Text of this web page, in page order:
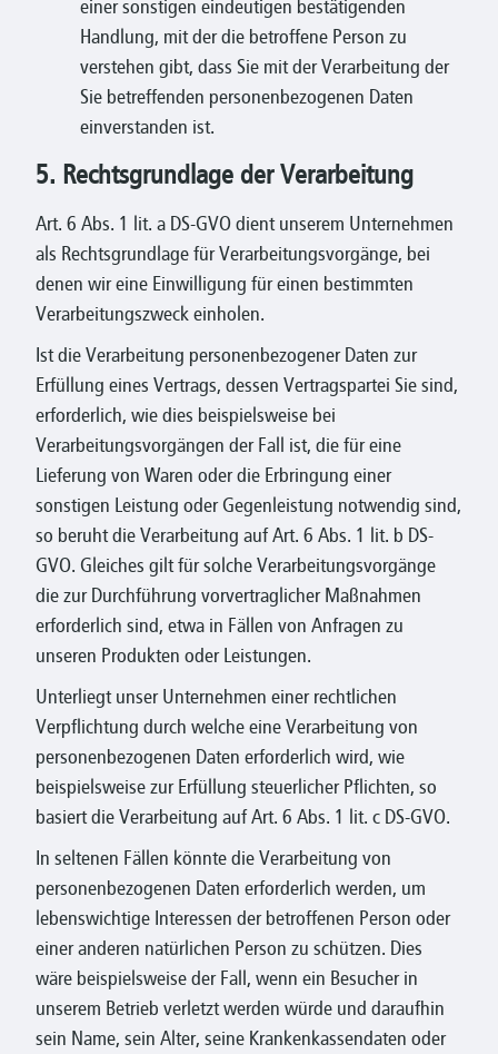
einer sonstigen eindeutigen bestätigenden
Handlung, mit der die betroffene Person zu
verstehen gibt, dass Sie mit der Verarbeitung der
Sie betreffenden personenbezogenen Daten
einverstanden ist.
5. Rechtsgrundlage der Verarbeitung
Art. 6 Abs. 1 lit. a DS-GVO dient unserem Unternehmen
als Rechtsgrundlage für Verarbeitungsvorgänge, bei
denen wir eine Einwilligung für einen bestimmten
Verarbeitungszweck einholen.
Ist die Verarbeitung personenbezogener Daten zur
Erfüllung eines Vertrags, dessen Vertragspartei Sie sind,
erforderlich, wie dies beispielsweise bei
Verarbeitungsvorgängen der Fall ist, die für eine
Lieferung von Waren oder die Erbringung einer
sonstigen Leistung oder Gegenleistung notwendig sind,
so beruht die Verarbeitung auf Art. 6 Abs. 1 lit. b DS-
GVO. Gleiches gilt für solche Verarbeitungsvorgänge
die zur Durchführung vorvertraglicher Maßnahmen
erforderlich sind, etwa in Fällen von Anfragen zu
unseren Produkten oder Leistungen.
Unterliegt unser Unternehmen einer rechtlichen
Verpflichtung durch welche eine Verarbeitung von
personenbezogenen Daten erforderlich wird, wie
beispielsweise zur Erfüllung steuerlicher Pflichten, so
basiert die Verarbeitung auf Art. 6 Abs. 1 lit. c DS-GVO.
In seltenen Fällen könnte die Verarbeitung von
personenbezogenen Daten erforderlich werden, um
lebenswichtige Interessen der betroffenen Person oder
einer anderen natürlichen Person zu schützen. Dies
wäre beispielsweise der Fall, wenn ein Besucher in
unserem Betrieb verletzt werden würde und daraufhin
sein Name, sein Alter, seine Krankenkassendaten oder